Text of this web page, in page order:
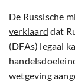
De Russische
verklaard dat
(DFAs) legaal
wetgeving